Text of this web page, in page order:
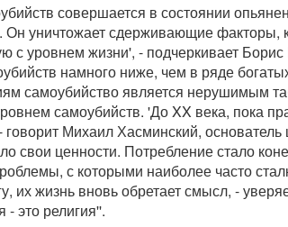
совершается в состоянии
Он уничтожает сдерживающие
с уровнем жизни', - подчеркивает
намного ниже, чем в ряде
самоубийство является нерушимым
самоубийств. 'До XX века, пока
Михаил Хасминский, основатель
свои ценности. Потребление стало
с которыми наиболее часто
их жизнь вновь обретает смысл, -
это религия''.